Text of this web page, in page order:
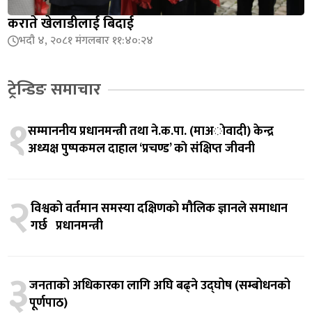
कराते खेलाडीलाई बिदाई
भदौ ४, २०८१ मंगलबार ११:४०:२४
ट्रेन्डिङ समाचार
१सम्माननीय प्रधानमन्त्री तथा ने.क.पा. (माअाेवादी) केन्द्र
अध्यक्ष पुष्पकमल दाहाल ‘प्रचण्ड’ काे संक्षिप्त जीवनी
२विश्वको वर्तमान समस्या दक्षिणको मौलिक ज्ञानले समाधान
गर्छ प्रधानमन्त्री
३जनताको अधिकारका लागि अघि बढ्ने उद्घोष (सम्बोधनको
पूर्णपाठ)